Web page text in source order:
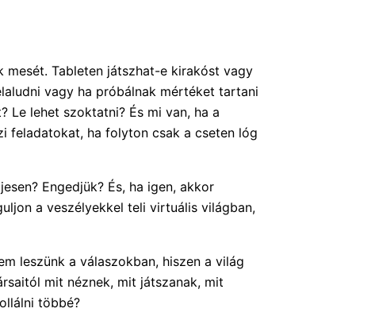
mesét. Tableten játszhat-e kirakóst vagy
vagy ha próbálnak mértéket tartani
lehet szoktatni? És mi van, ha a
feladatokat, ha folyton csak a cseten lóg
Engedjük? És, ha igen, akkor
a veszélyekkel teli virtuális világban,
leszünk a válaszokban, hiszen a világ
mit néznek, mit játszanak, mit
többé?